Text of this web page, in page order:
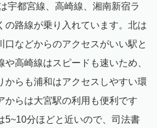
宇都宮線、高崎線、湘南新宿ラ
の路線が乗り入れています。北は
口などからのアクセスがいい駅と
高崎線はスピードも速いため、
からも浦和はアクセスしやすい環
からは大宮駅の利用も便利です
5~10分ほどと近いので、司法書